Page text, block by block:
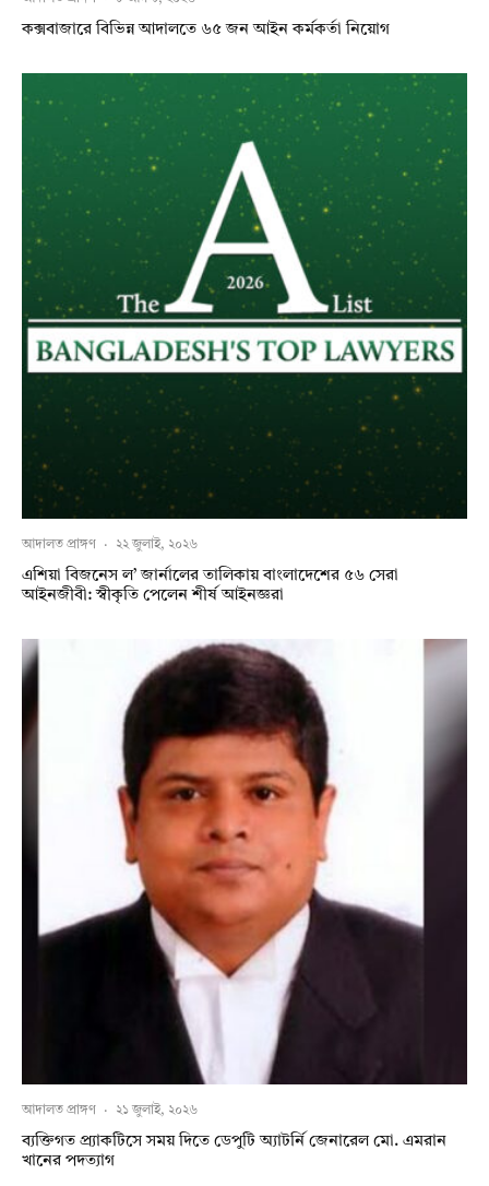
কক্সবাজারে বিভিন্ন আদালতে ৬৫ জন আইন কর্মকর্তা নিয়োগ
আদালত প্রাঙ্গণ · ২২ জুলাই, ২০২৬
এশিয়া বিজনেস ল’ জার্নালের তালিকায় বাংলাদেশের ৫৬ সেরা
আইনজীবী: স্বীকৃতি পেলেন শীর্ষ আইনজ্ঞরা
আদালত প্রাঙ্গণ · ২১ জুলাই, ২০২৬
ব্যক্তিগত প্র্যাকটিসে সময় দিতে ডেপুটি অ্যাটর্নি জেনারেল মো. এমরান
খানের পদত্যাগ